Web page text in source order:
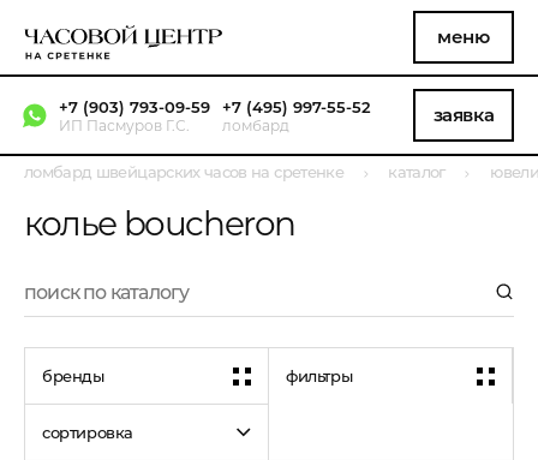
меню
+7 (903) 793-09-59
ИП Пасмуров Г.С.
+7 (495) 997-55-52
ломбард заявка
ломбард швейцарских часов на сретенке каталог
колье boucheron
бренды фильтры
сортировка